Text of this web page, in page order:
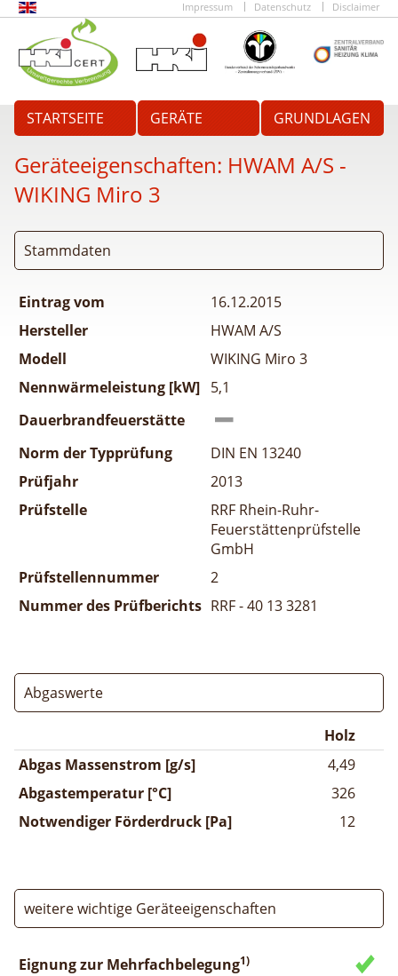
Impressum Datenschutz Disclaimer
STARTSEITE GERÄTE GRUNDLAGEN
Geräteeigenschaften: HWAM A/S -
WIKING Miro 3
Stammdaten
Eintrag vom
16.12.2015
Hersteller
HWAM A/S
Modell
WIKING Miro 3
Nennwärmeleistung [kW] 5,1
Dauerbrandfeuerstätte
Norm der Typprüfung
DIN EN 13240
Prüfjahr
2013
Prüfstelle
RRF Rhein-Ruhr-
Feuerstättenprüfstelle
GmbH
Prüfstellennummer
2
Nummer des Prüfberichts RRF - 40 13 3281
Abgaswerte
Holz
Abgas Massenstrom [g/s]
4,49
Abgastemperatur [°C]
326
Notwendiger Förderdruck [Pa]
12
weitere wichtige Geräteeigenschaften
Eignung zur Mehrfachbelegung1)